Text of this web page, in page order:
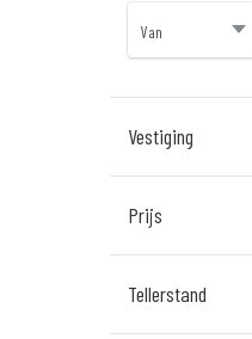
Vestiging
Den Bosch
Prijs
Tellerstand